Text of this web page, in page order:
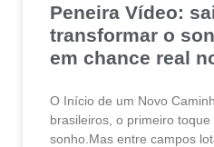
Peneira Vídeo:
transformar o
em chance real
O Início de um Novo
brasileiros, o primeiro
sonho.Mas entre campos